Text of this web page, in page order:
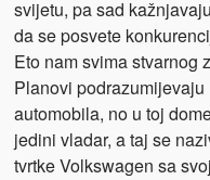
svijetu, pa sad
da se posvete
Eto nam svima stvarnog
Planovi
automobila, no u toj
jedini vladar, a taj se
tvrtke Volkswagen sa